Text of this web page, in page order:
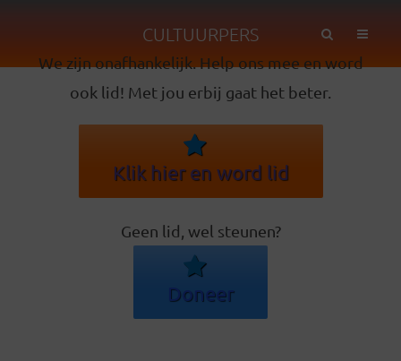
CULTUURPERS
We zijn onafhankelijk. Help ons mee en word
ook lid! Met jou erbij gaat het beter.
Klik hier en word lid
Geen lid, wel steunen?
Doneer